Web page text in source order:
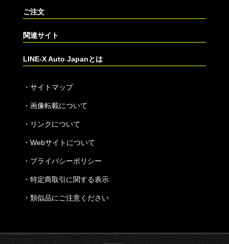
ご注文
関連サイト
LINE-X Auto Japanとは
・ サイトマップ
・ 画像転載について
・ リンクについて
・ Webサイトについて
・ プライバシーポリシー
・ 特定商取引に関する表示
・ 類似品にご注意ください